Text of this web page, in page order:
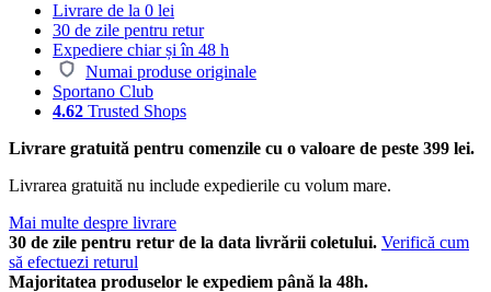
Livrare de la 0 lei
30 de zile pentru retur
Expediere chiar și în 48 h
Numai produse originale
Sportano Club
4.62 Trusted Shops
Livrare gratuită pentru comenzile cu o valoare de peste 399 lei.
Livrarea gratuită nu include expedierile cu volum mare.
Mai multe despre livrare
30 de zile pentru retur de la data livrării coletului. Verifică cum
să efectuezi returul
Majoritatea produselor le expediem până la 48h.